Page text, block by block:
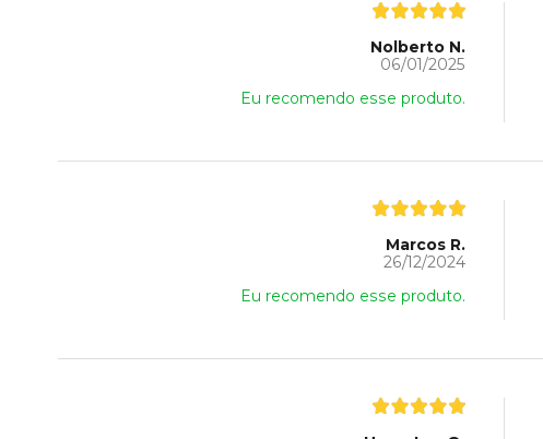
Nolberto N.
06/01/2025
Eu recomendo esse produto.
Marcos R.
26/12/2024
Eu recomendo esse produto.